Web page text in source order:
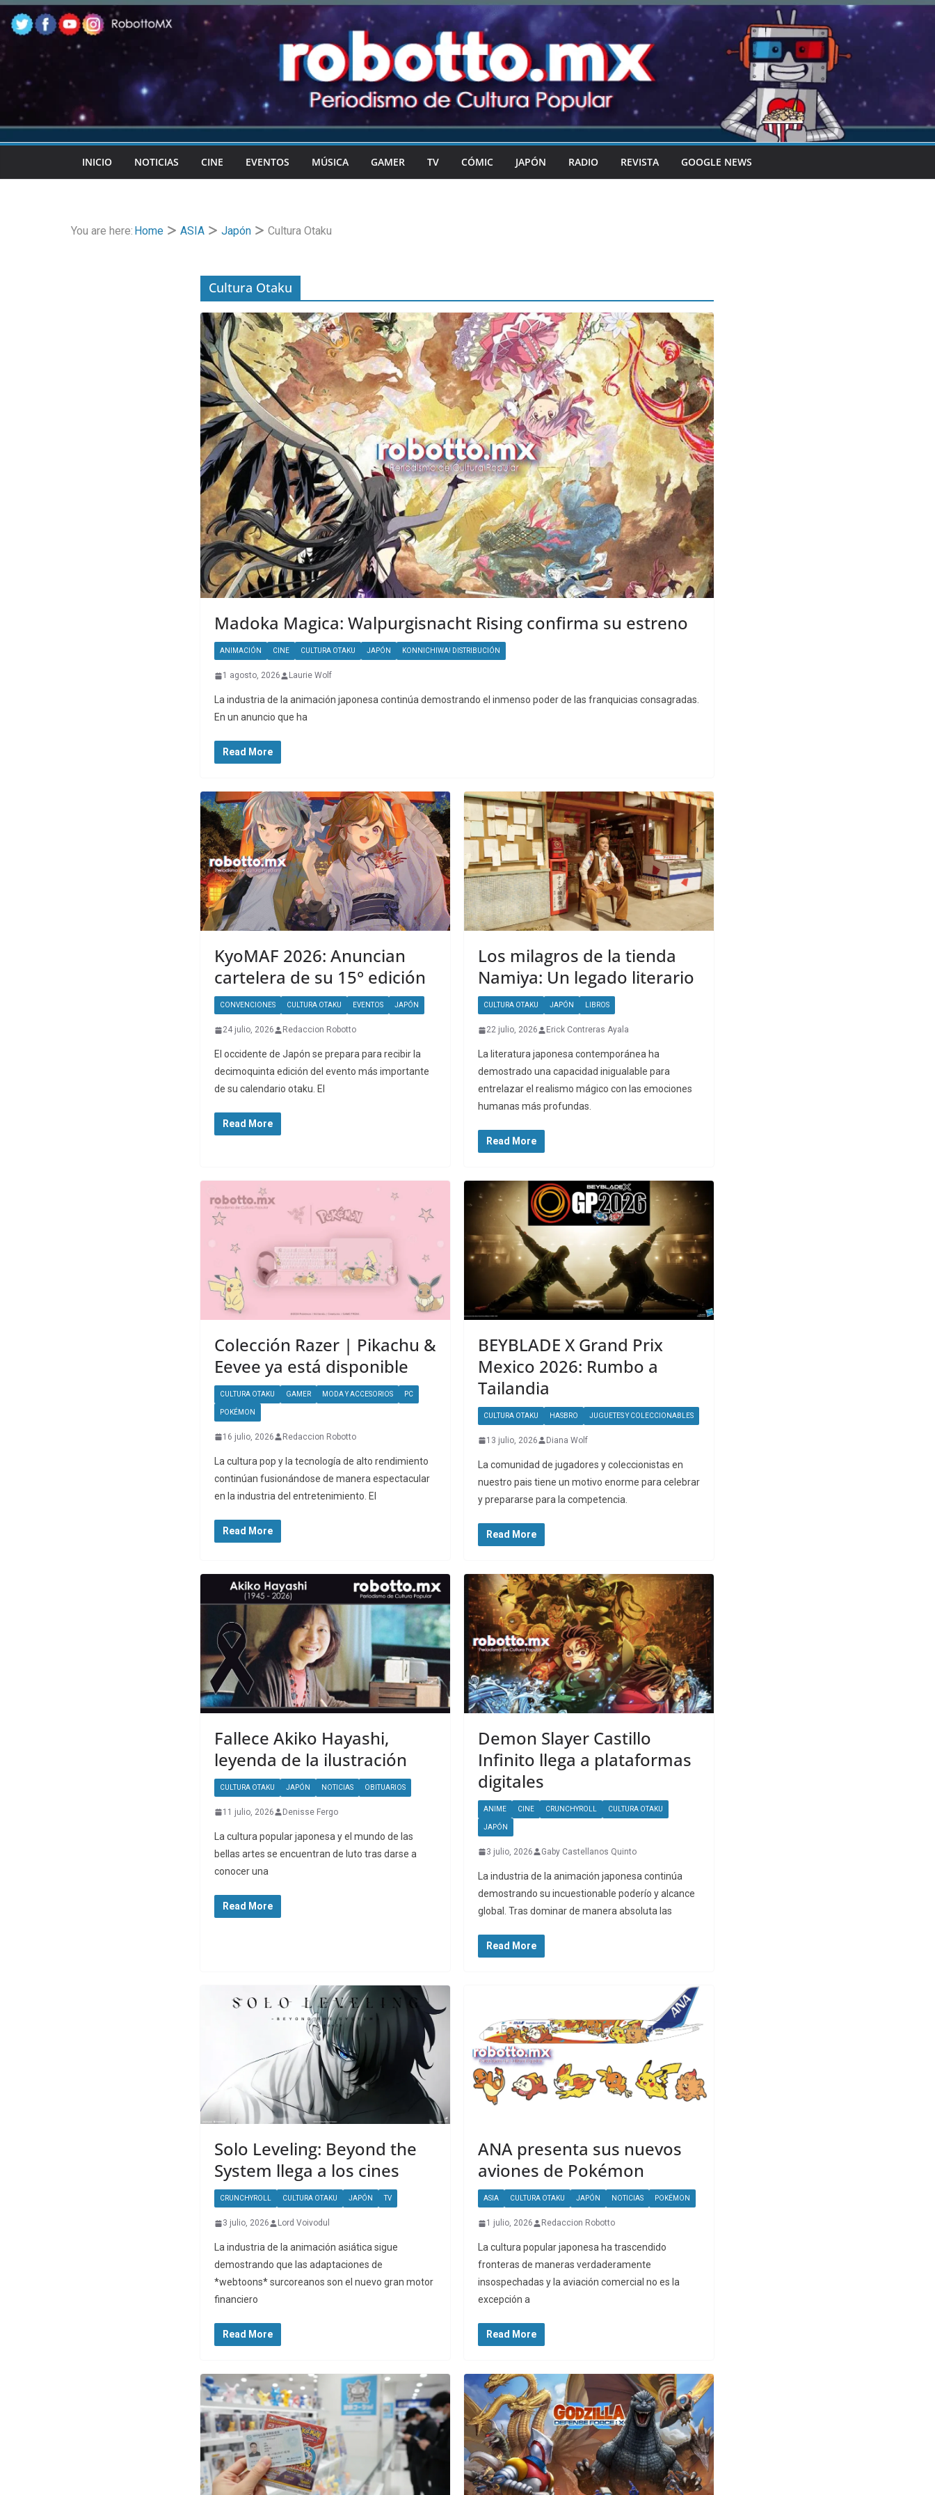
Skip
to
content
INICIO NOTICIAS CINE EVENTOS MÚSICA GAMER TV CÓMIC JAPÓN RADIO REVISTA GOOGLE NEWS
You are here: Home ASIA Japón Cultura Otaku
Cultura Otaku
Madoka Magica: Walpurgisnacht Rising confirma su estreno
ANIMACIÓN CINE CULTURA OTAKU JAPÓN KONNICHIWA! DISTRIBUCIÓN
1 agosto, 2026 Laurie Wolf
La industria de la animación japonesa continúa demostrando el inmenso poder de las franquicias consagradas.
En un anuncio que ha
Read More
KyoMAF 2026: Anuncian
cartelera de su 15° edición
CONVENCIONES CULTURA OTAKU EVENTOS JAPÓN
24 julio, 2026 Redaccion Robotto
El occidente de Japón se prepara para recibir la
decimoquinta edición del evento más importante
de su calendario otaku. El
Read More
Los milagros de la tienda
Namiya: Un legado literario
CULTURA OTAKU JAPÓN LIBROS
22 julio, 2026 Erick Contreras Ayala
La literatura japonesa contemporánea ha
demostrado una capacidad inigualable para
entrelazar el realismo mágico con las emociones
humanas más profundas.
Read More
Colección Razer | Pikachu &
Eevee ya está disponible
CULTURA OTAKU GAMER MODA Y ACCESORIOS PC
POKÉMON
16 julio, 2026 Redaccion Robotto
La cultura pop y la tecnología de alto rendimiento
continúan fusionándose de manera espectacular
en la industria del entretenimiento. El
Read More
BEYBLADE X Grand Prix
Mexico 2026: Rumbo a
Tailandia
CULTURA OTAKU HASBRO JUGUETES Y COLECCIONABLES
13 julio, 2026 Diana Wolf
La comunidad de jugadores y coleccionistas en
nuestro pais tiene un motivo enorme para celebrar
y prepararse para la competencia.
Read More
Fallece Akiko Hayashi,
leyenda de la ilustración
CULTURA OTAKU JAPÓN NOTICIAS OBITUARIOS
11 julio, 2026 Denisse Fergo
La cultura popular japonesa y el mundo de las
bellas artes se encuentran de luto tras darse a
conocer una
Read More
Demon Slayer Castillo
Infinito llega a plataformas
digitales
ANIME CINE CRUNCHYROLL CULTURA OTAKU
JAPÓN
3 julio, 2026 Gaby Castellanos Quinto
La industria de la animación japonesa continúa
demostrando su incuestionable poderío y alcance
global. Tras dominar de manera absoluta las
Read More
Solo Leveling: Beyond the
System llega a los cines
CRUNCHYROLL CULTURA OTAKU JAPÓN TV
3 julio, 2026 Lord Voivodul
La industria de la animación asiática sigue
demostrando que las adaptaciones de
*webtoons* surcoreanos son el nuevo gran motor
financiero
Read More
ANA presenta sus nuevos
aviones de Pokémon
ASIA CULTURA OTAKU JAPÓN NOTICIAS POKÉMON
1 julio, 2026 Redaccion Robotto
La cultura popular japonesa ha trascendido
fronteras de maneras verdaderamente
insospechadas y la aviación comercial no es la
excepción a
Read More